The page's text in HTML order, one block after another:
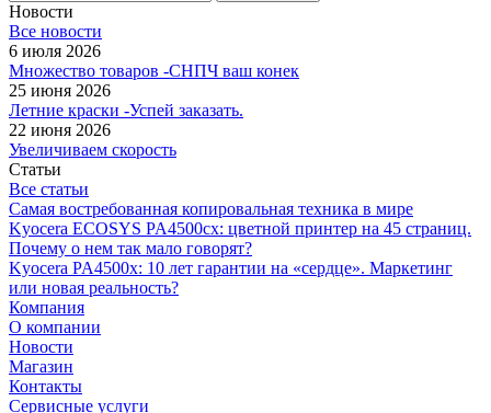
Новости
Все новости
6 июля 2026
Множество товаров -СНПЧ ваш конек
25 июня 2026
Летние краски -Успей заказать.
22 июня 2026
Увеличиваем скорость
Статьи
Все статьи
Самая востребованная копировальная техника в мире
Kyocera ECOSYS PA4500cx: цветной принтер на 45 страниц.
Почему о нем так мало говорят?
Kyocera PA4500x: 10 лет гарантии на «сердце». Маркетинг
или новая реальность?
Компания
О компании
Новости
Магазин
Контакты
Сервисные услуги